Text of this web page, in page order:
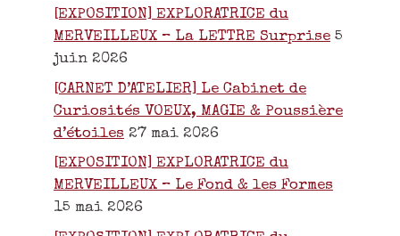
[EXPOSITION] EXPLORATRICE du
MERVEILLEUX – La LETTRE Surprise 5
juin 2026
[CARNET D’ATELIER] Le Cabinet de
Curiosités VOEUX, MAGIE & Poussière
d’étoiles 27 mai 2026
[EXPOSITION] EXPLORATRICE du
MERVEILLEUX – Le Fond & les Formes
15 mai 2026